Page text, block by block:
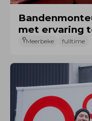
met ervaring
Meerbeke fulltime